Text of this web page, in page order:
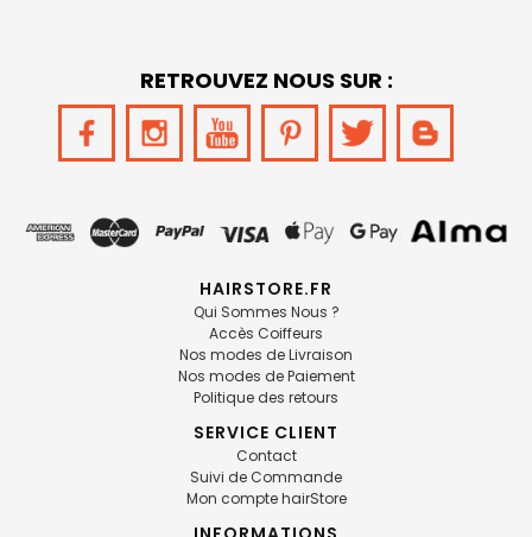
RETROUVEZ NOUS SUR :
HAIRSTORE.FR
Qui Sommes Nous ?
Accès Coiffeurs
Nos modes de Livraison
Nos modes de Paiement
Politique des retours
SERVICE CLIENT
Contact
Suivi de Commande
Mon compte hairStore